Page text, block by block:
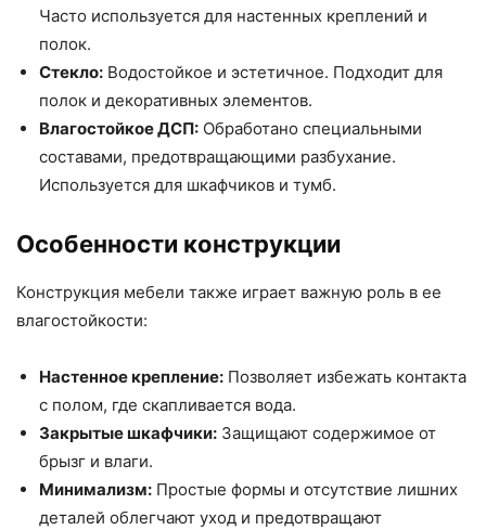
Часто используется для настенных креплений и
полок.
Стекло: Водостойкое и эстетичное. Подходит для
полок и декоративных элементов.
Влагостойкое ДСП: Обработано специальными
составами, предотвращающими разбухание.
Используется для шкафчиков и тумб.
Особенности конструкции
Конструкция мебели также играет важную роль в ее
влагостойкости:
Настенное крепление: Позволяет избежать контакта
с полом, где скапливается вода.
Закрытые шкафчики: Защищают содержимое от
брызг и влаги.
Минимализм: Простые формы и отсутствие лишних
деталей облегчают уход и предотвращают